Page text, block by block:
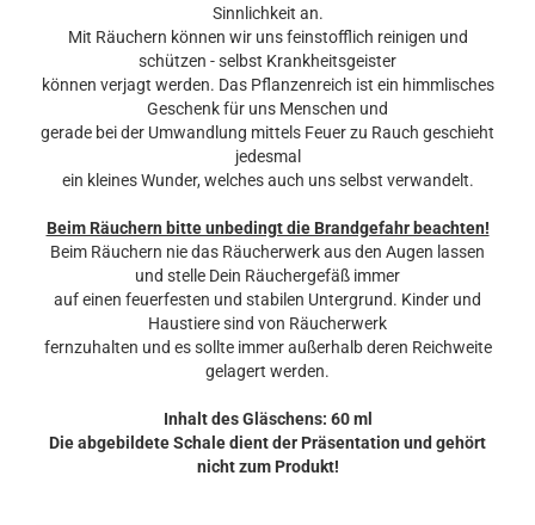
Sinnlichkeit an.
Mit Räuchern können wir uns feinstofflich reinigen und
schützen - selbst Krankheitsgeister
können verjagt werden. Das Pflanzenreich ist ein himmlisches
Geschenk für uns Menschen und
gerade bei der Umwandlung mittels Feuer zu Rauch geschieht
jedesmal
ein kleines Wunder, welches auch uns selbst verwandelt.
Beim Räuchern bitte unbedingt die Brandgefahr beachten!
Beim Räuchern nie das Räucherwerk aus den Augen lassen
und stelle Dein Räuchergefäß immer
auf einen feuerfesten und stabilen Untergrund. Kinder und
Haustiere sind von Räucherwerk
fernzuhalten und es sollte immer außerhalb deren Reichweite
gelagert werden.
Inhalt des Gläschens: 60 ml
Die abgebildete Schale dient der Präsentation und gehört
nicht zum Produkt!